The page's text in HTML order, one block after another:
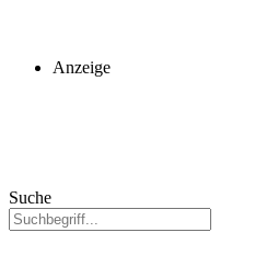
Anzeige
Suche